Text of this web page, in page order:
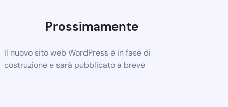
Prossimamente
Il nuovo sito web WordPress è in fase di
costruzione e sarà pubblicato a breve